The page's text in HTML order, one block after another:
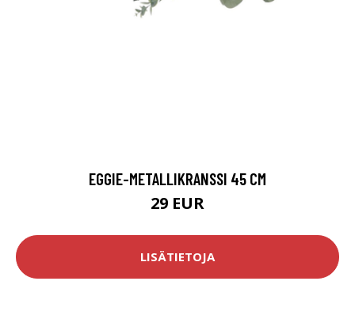
EGGIE-METALLIKRANSSI 45 CM
29 EUR
LISÄTIETOJA